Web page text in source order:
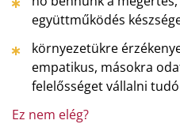
együttműködés
környezetükre
empatikus, másokra
felelősséget vállalni
Ez nem elég?